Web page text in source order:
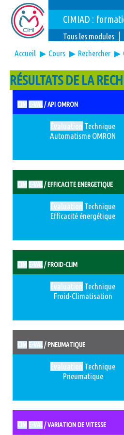
CIMIAD :
Tous les modules
Accueil ▶︎ Cours ▶︎ Rechercher ▶︎
RÉSULTATS DE LA
CIM E-VAL/ API OMRON
Évaluation Technique
Automatisme OMRON
CIM E-VAL/ EFFICACITE ENERGETIQUE
Évaluation Technique
Efficacité énergétique
CIM E-VAL/ FROID-CLIM
Évaluation Technique
Froid-Climatisation
CIM E-VAL/ PNEUMATIQUE
Évaluation Technique
Pneumatique
CIM E-VAL/ VARIATION DE VITESSE